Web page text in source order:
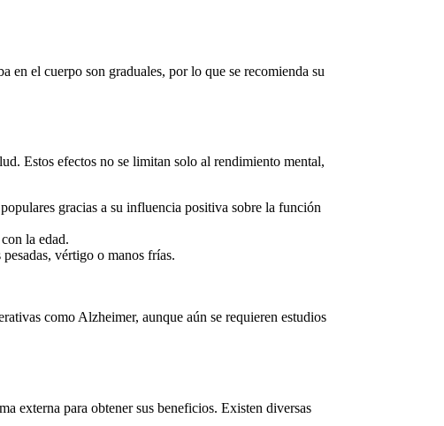
en el cuerposon graduales, por lo que se recomienda su
Estos efectos no se limitan solo al rendimiento mental,
gracias a su influencia positiva sobre la función
la edad.
vértigo o manos frías.
como Alzheimer, aunque aún se requieren estudios
externa para obtener sus beneficios. Existen diversas